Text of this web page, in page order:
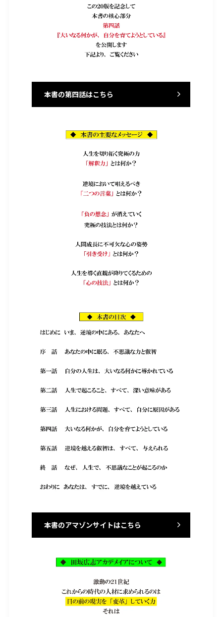
本書の第四話はこちら
本書のアマゾンサイトはこちら